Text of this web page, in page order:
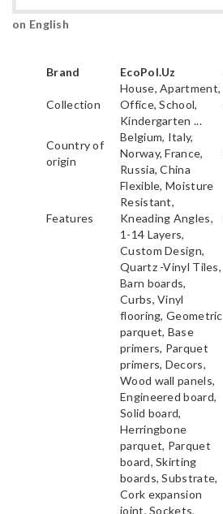
on English
Brand EcoPol.Uz
Collection
House, Apartment,
Office, School,
Kindergarten ...
Country of
origin
Belgium, Italy,
Norway, France,
Russia, China
Features
Flexible, Moisture
Resistant,
Kneading Angles,
1-14 Layers,
Custom Design,
Quartz -Vinyl Tiles,
Barn boards,
Curbs, Vinyl
flooring, Geometric
parquet, Base
primers, Parquet
primers, Decors,
Wood wall panels,
Engineered board,
Solid board,
Herringbone
parquet, Parquet
board, Skirting
boards, Substrate,
Cork expansion
joint, Sockets,